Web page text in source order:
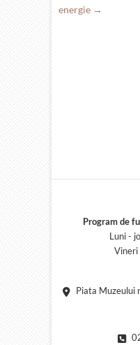
energie →
Program de
Luni -
Piata Muzeului